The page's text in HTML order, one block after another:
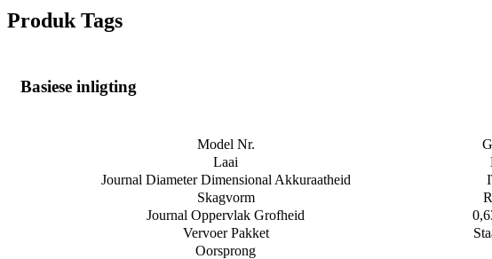
Produk Tags
Basiese inligting
Model Nr.
Laai
Journal Diameter Dimensional Akkuraatheid
Skagvorm
Journal Oppervlak Grofheid
Vervoer Pakket
Oorsprong